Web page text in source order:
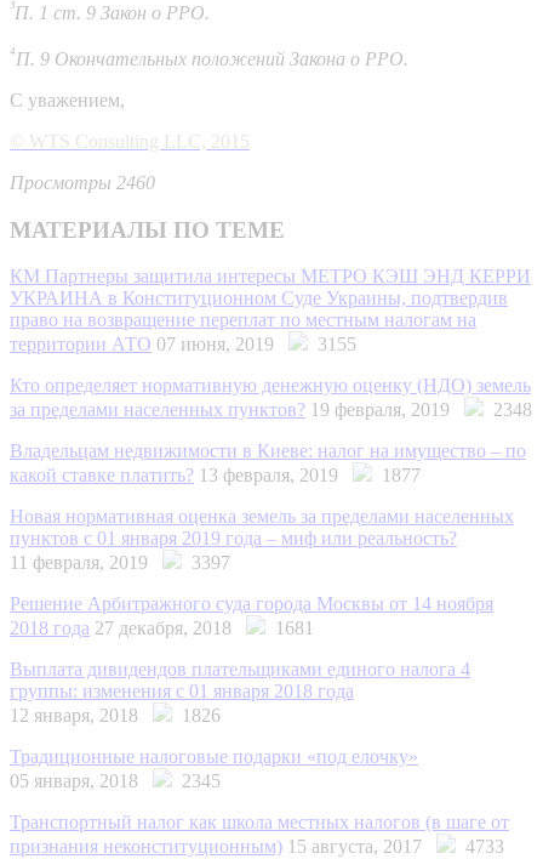
³П. 1 ст. 9 Закон о РРО.
⁴П. 9 Окончательных положений Закона о РРО.
С уважением,
© WTS Consulting LLC, 2015
Просмотры 2460
МАТЕРИАЛЫ ПО ТЕМЕ
КМ Партнеры защитила интересы МЕТРО КЭШ ЭНД КЕРРИ
УКРАИНА в Конституционном Суде Украины, подтвердив
право на возвращение переплат по местным налогам на
территории АТО 07 июня, 2019
3155
Кто определяет нормативную денежную оценку (НДО) земель
за пределами населенных пунктов? 19 февраля, 2019
2348
Владельцам недвижимости в Киеве: налог на имущество – по
какой ставке платить? 13 февраля, 2019
1877
Новая нормативная оценка земель за пределами населенных
пунктов с 01 января 2019 года – миф или реальность?
11 февраля, 2019
3397
Решение Арбитражного суда города Москвы от 14 ноября
2018 года 27 декабря, 2018
1681
Выплата дивидендов плательщиками единого налога 4
группы: изменения с 01 января 2018 года
12 января, 2018
1826
Традиционные налоговые подарки «под елочку»
05 января, 2018
2345
Транспортный налог как школа местных налогов (в шаге от
признания неконституционным) 15 августа, 2017
4733